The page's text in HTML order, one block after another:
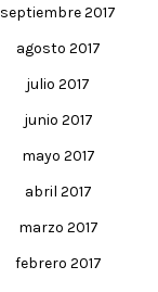
septiembre 2017
agosto 2017
julio 2017
junio 2017
mayo 2017
abril 2017
marzo 2017
febrero 2017